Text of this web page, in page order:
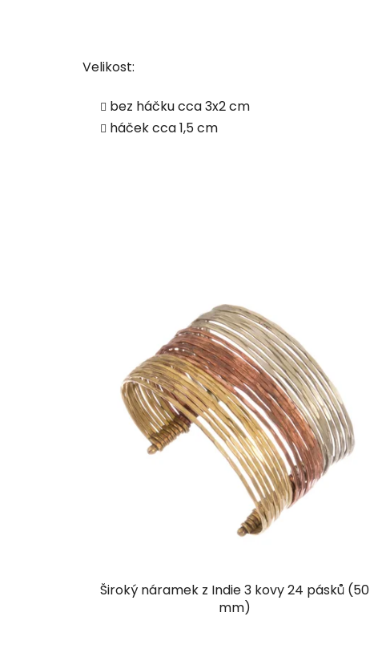
Velikost:
bez háčku cca 3x2 cm
háček cca 1,5 cm
Široký náramek z Indie 3 kovy 24 pásků (50
mm)